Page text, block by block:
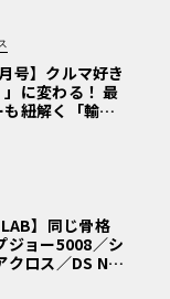
号】クルマ好き
に変わる！ 最
紐解く「輸入
LAB】同じ骨格
ジョー5008／シ
クロス／DS Nº4
ート